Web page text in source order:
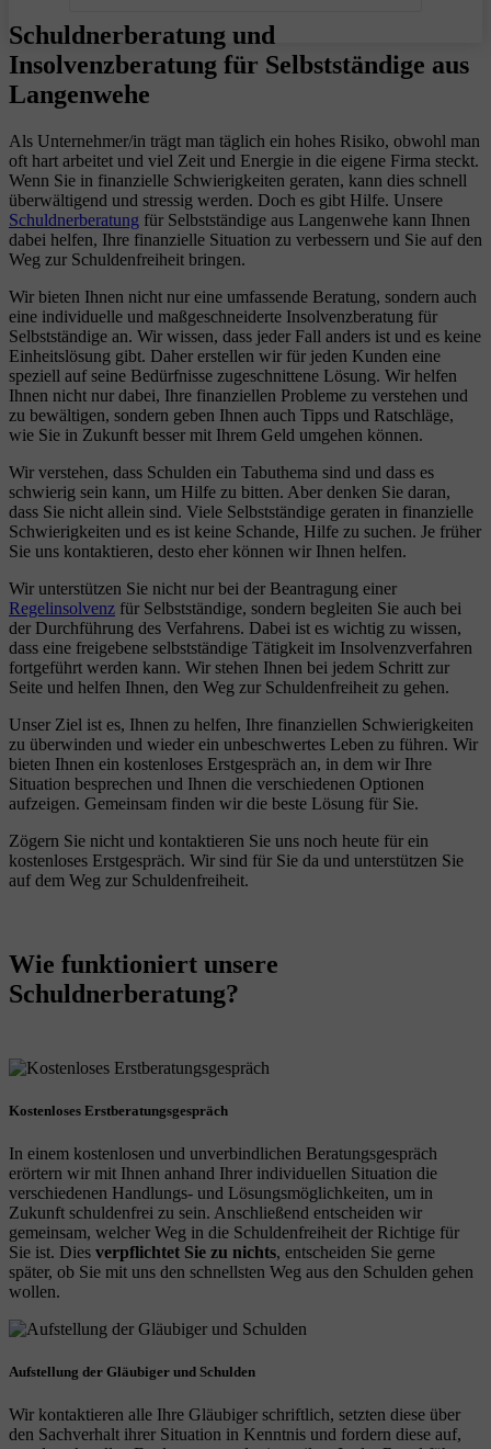
Schuldnerberatung und
Insolvenzberatung für Selbstständige aus
Langenwehe
Als Unternehmer/in trägt man täglich ein hohes Risiko, obwohl man
oft hart arbeitet und viel Zeit und Energie in die eigene Firma steckt.
Wenn Sie in finanzielle Schwierigkeiten geraten, kann dies schnell
überwältigend und stressig werden. Doch es gibt Hilfe. Unsere
Schuldnerberatung für Selbstständige aus Langenwehe kann Ihnen
dabei helfen, Ihre finanzielle Situation zu verbessern und Sie auf den
Weg zur Schuldenfreiheit bringen.
Wir bieten Ihnen nicht nur eine umfassende Beratung, sondern auch
eine individuelle und maßgeschneiderte Insolvenzberatung für
Selbstständige an. Wir wissen, dass jeder Fall anders ist und es keine
Einheitslösung gibt. Daher erstellen wir für jeden Kunden eine
speziell auf seine Bedürfnisse zugeschnittene Lösung. Wir helfen
Ihnen nicht nur dabei, Ihre finanziellen Probleme zu verstehen und
zu bewältigen, sondern geben Ihnen auch Tipps und Ratschläge,
wie Sie in Zukunft besser mit Ihrem Geld umgehen können.
Wir verstehen, dass Schulden ein Tabuthema sind und dass es
schwierig sein kann, um Hilfe zu bitten. Aber denken Sie daran,
dass Sie nicht allein sind. Viele Selbstständige geraten in finanzielle
Schwierigkeiten und es ist keine Schande, Hilfe zu suchen. Je früher
Sie uns kontaktieren, desto eher können wir Ihnen helfen.
Wir unterstützen Sie nicht nur bei der Beantragung einer
Regelinsolvenz für Selbstständige, sondern begleiten Sie auch bei
der Durchführung des Verfahrens. Dabei ist es wichtig zu wissen,
dass eine freigebene selbstständige Tätigkeit im Insolvenzverfahren
fortgeführt werden kann. Wir stehen Ihnen bei jedem Schritt zur
Seite und helfen Ihnen, den Weg zur Schuldenfreiheit zu gehen.
Unser Ziel ist es, Ihnen zu helfen, Ihre finanziellen Schwierigkeiten
zu überwinden und wieder ein unbeschwertes Leben zu führen. Wir
bieten Ihnen ein kostenloses Erstgespräch an, in dem wir Ihre
Situation besprechen und Ihnen die verschiedenen Optionen
aufzeigen. Gemeinsam finden wir die beste Lösung für Sie.
Zögern Sie nicht und kontaktieren Sie uns noch heute für ein
kostenloses Erstgespräch. Wir sind für Sie da und unterstützen Sie
auf dem Weg zur Schuldenfreiheit.
Wie funktioniert unsere
Schuldnerberatung?
Kostenloses Erstberatungsgespräch
In einem kostenlosen und unverbindlichen Beratungsgespräch
erörtern wir mit Ihnen anhand Ihrer individuellen Situation die
verschiedenen Handlungs- und Lösungsmöglichkeiten, um in
Zukunft schuldenfrei zu sein. Anschließend entscheiden wir
gemeinsam, welcher Weg in die Schuldenfreiheit der Richtige für
Sie ist. Dies verpflichtet Sie zu nichts, entscheiden Sie gerne
später, ob Sie mit uns den schnellsten Weg aus den Schulden gehen
wollen.
Aufstellung der Gläubiger und Schulden
Wir kontaktieren alle Ihre Gläubiger schriftlich, setzten diese über
den Sachverhalt ihrer Situation in Kenntnis und fordern diese auf,